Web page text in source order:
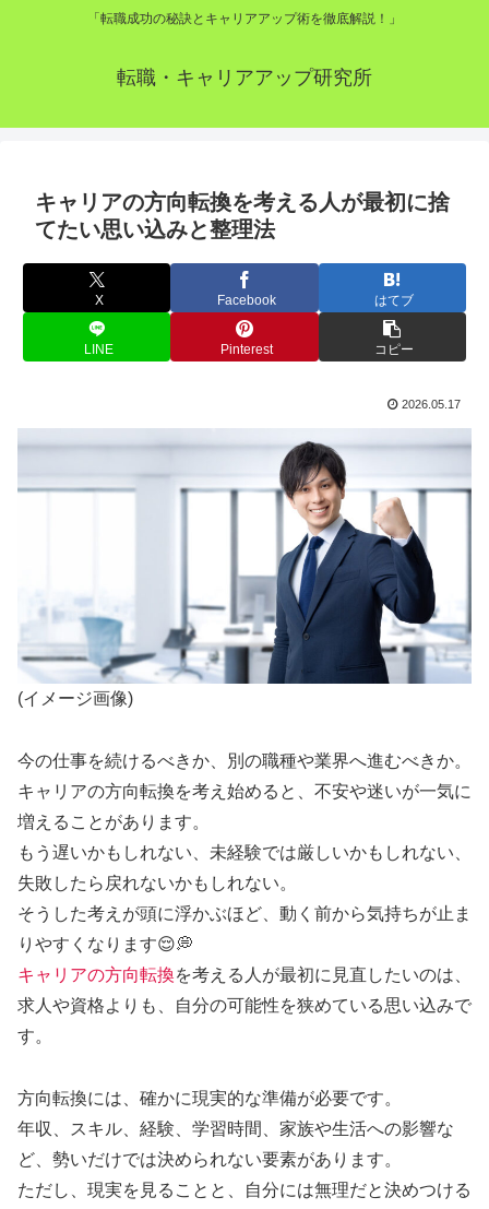
「転職成功の秘訣とキャリアアップ術を徹底解説！」
転職・キャリアアップ研究所
キャリアの方向転換を考える人が最初に捨
てたい思い込みと整理法
X Facebook はてブ
LINE Pinterest コピー
2026.05.17
(イメージ画像)
今の仕事を続けるべきか、別の職種や業界へ進むべきか。
キャリアの方向転換を考え始めると、不安や迷いが一気に
増えることがあります。
もう遅いかもしれない、未経験では厳しいかもしれない、
失敗したら戻れないかもしれない。
そうした考えが頭に浮かぶほど、動く前から気持ちが止ま
りやすくなります😌💭
キャリアの方向転換を考える人が最初に見直したいのは、
求人や資格よりも、自分の可能性を狭めている思い込みで
す。
方向転換には、確かに現実的な準備が必要です。
年収、スキル、経験、学習時間、家族や生活への影響な
ど、勢いだけでは決められない要素があります。
ただし、現実を見ることと、自分には無理だと決めつける